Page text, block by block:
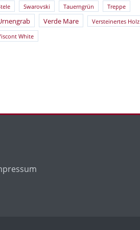
Swarovski Tauerngrün Treppe
Verde Mare Versteinertes Holz
White